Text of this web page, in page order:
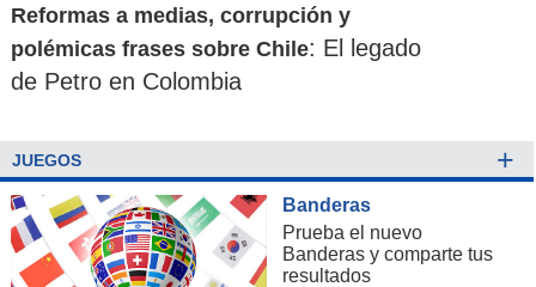
Reformas a medias, corrupción y
polémicas frases sobre Chile: El legado
de Petro en Colombia
JUEGOS +
Banderas
Prueba el nuevo
Banderas y comparte tus
resultados